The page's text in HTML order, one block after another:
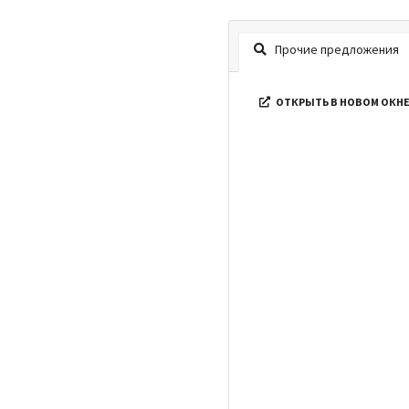
Прочие предложения
ОТКРЫТЬ В НОВОМ